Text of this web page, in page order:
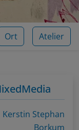
Ort Atelier
Kerstin Stephan
Borkum